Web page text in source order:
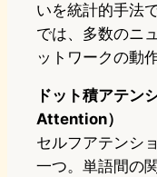
いを統計的手法
では、多数のニ
ットワークの動
ドット積アテ
Attention）
セルフアテンシ
一つ。単語間の